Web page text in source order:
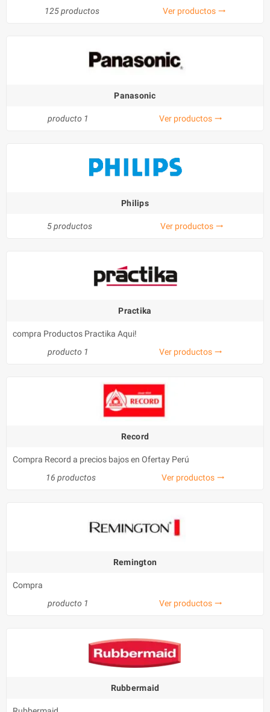
125 productos
Ver productos trending_flat
Panasonic
producto 1 Ver productos trending_flat
Philips
5 productos Ver productos trending_flat
Practika
compra Productos Practika Aqui!
producto 1
Ver productos trending_flat
Record
Compra Record a precios bajos en Ofertay Perú
16 productos
Ver productos trending_flat
Remington
Compra
producto 1
Ver productos trending_flat
Rubbermaid